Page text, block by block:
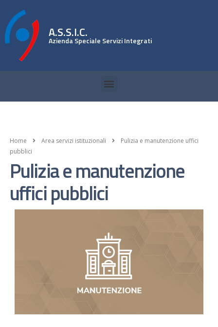
A.S.S.I.C.
Azienda Speciale Servizi Integrati
Home Area servizi istituzionali
Pulizia e manutenzione uffici
pubblici
Pulizia e manutenzione
uffici pubblici